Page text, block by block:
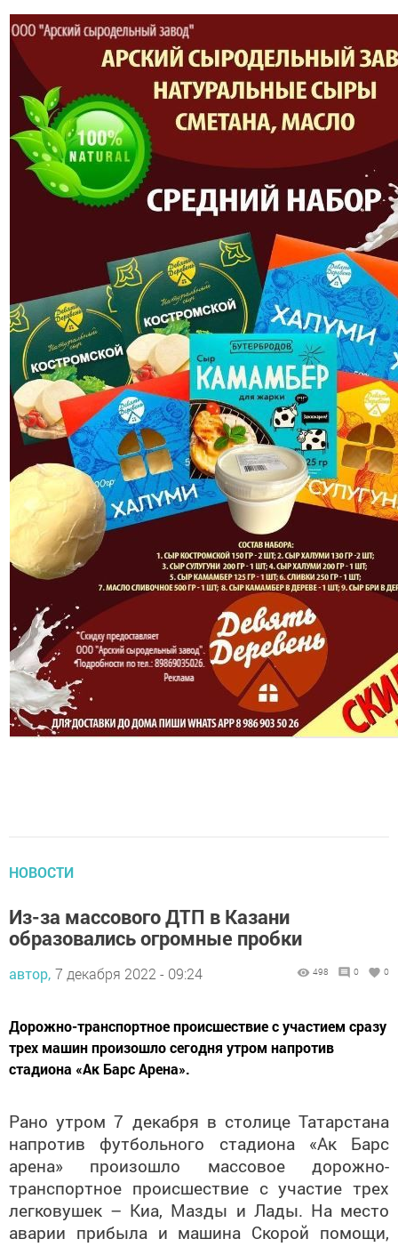
НОВОСТИ
Из-за массового ДТП в Казани
образовались огромные пробки
автор, 7 декабря 2022 - 09:24 498 0 0
Дорожно-транспортное происшествие с участием сразу
трех машин произошло сегодня утром напротив
стадиона «Ак Барс Арена».
Рано утром 7 декабря в столице Татарстана
напротив футбольного стадиона «Ак Барс
арена» произошло массовое дорожно-
транспортное происшествие с участие трех
легковушек – Киа, Мазды и Лады. На место
аварии прибыла и машина Скорой помощи,